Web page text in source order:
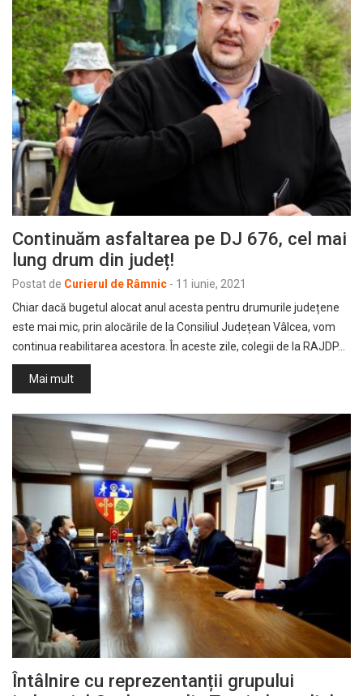
Continuăm asfaltarea pe DJ 676, cel mai
lung drum din județ!
Postat de Curierul de Râmnic - 11 iunie, 2021
Chiar dacă bugetul alocat anul acesta pentru drumurile județene
este mai mic, prin alocările de la Consiliul Județean Vâlcea, vom
continua reabilitarea acestora. În aceste zile, colegii de la RAJDP…
Mai mult
Întâlnire cu reprezentanții grupului